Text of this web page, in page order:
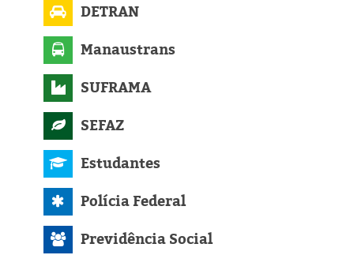
Livros
DETRAN
Manaustrans
SUFRAMA
SEFAZ
Estudantes
Polícia Federal
Previdência Social